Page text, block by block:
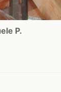
P.